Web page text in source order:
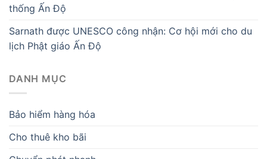
thống Ấn Độ
Sarnath được UNESCO công nhận: Cơ hội mới cho du
lịch Phật giáo Ấn Độ
DANH MỤC
Bảo hiểm hàng hóa
Cho thuê kho bãi